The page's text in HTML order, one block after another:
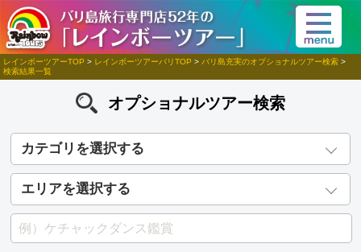
レインボーツアーTOP > レインボーツアーバリTOP > バリ島充実のオプショナルツアー検索 >
検索結果一覧
オプショナルツアー検索
カテゴリを選択する
エリアを選択する